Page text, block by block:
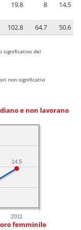
19.8 8 14.5
102.8 64.7 50.6
significativo del
non significativi
e non lavorano
2011
14.5
femminile